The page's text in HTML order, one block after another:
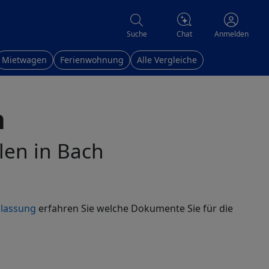
Suche Chat Anmelden
Mietwagen Ferienwohnung Alle Vergleiche
in Bach
erfahren Sie welche Dokumente Sie für die